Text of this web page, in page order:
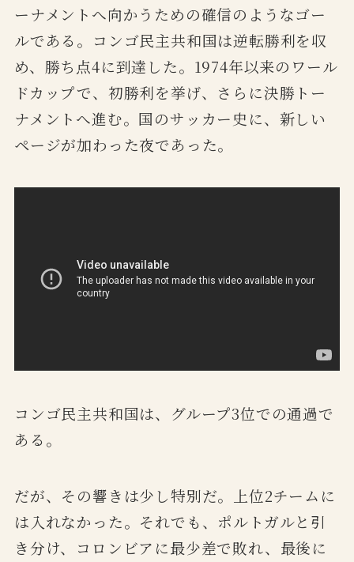
ーナメントへ向かうための確信のようなゴー
ルである。コンゴ民主共和国は逆転勝利を収
め、勝ち点4に到達した。1974年以来のワール
ドカップで、初勝利を挙げ、さらに決勝トー
ナメントへ進む。国のサッカー史に、新しい
ページが加わった夜であった。
コンゴ民主共和国は、グループ3位での通過で
ある。
だが、その響きは少し特別だ。上位2チームに
は入れなかった。それでも、ポルトガルと引
き分け、コロンビアに最少差で敗れ、最後に